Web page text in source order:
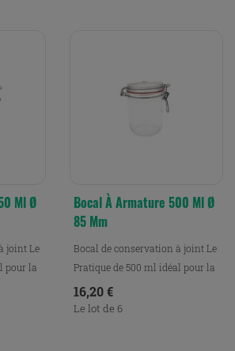
Ml Ø
joint Le
pour la
Bocal À Armature 500 Ml Ø
85 Mm
Bocal de conservation à joint Le
Pratique de 500 ml idéal pour la
conservation,...
Prix
16,20 €
Le lot de 6